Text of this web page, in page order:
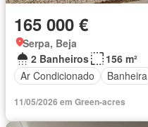
165 000 €
Serpa, Beja
2 Banheiros
156 m²
Ar Condicionado
Banheira
11/05/2026 em Green-acres